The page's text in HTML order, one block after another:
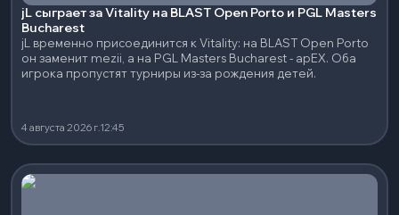
jL сыграет за Vitality на BLAST Open Porto и PGL Masters
Bucharest
jL временно присоединится к Vitality: на BLAST Open Porto
он заменит mezii, а на PGL Masters Bucharest - apEX. Оба
игрока пропустят турниры из-за рождения детей.
4 августа 2026 г.12:45